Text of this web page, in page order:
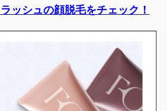
ッシュの顔脱毛をチェック！